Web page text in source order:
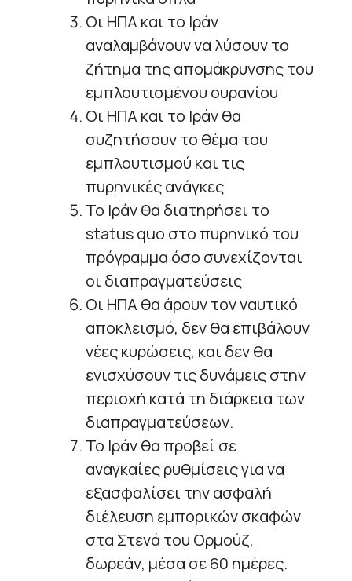
Οι ΗΠΑ και το Ιράν
αναλαμβάνουν να λύσουν το
ζήτημα της απομάκρυνσης του
εμπλουτισμένου ουρανίου
Οι ΗΠΑ και το Ιράν θα
συζητήσουν το θέμα του
εμπλουτισμού και τις
πυρηνικές ανάγκες
Το Ιράν θα διατηρήσει το
status quo στο πυρηνικό του
πρόγραμμα όσο συνεχίζονται
οι διαπραγματεύσεις
Οι ΗΠΑ θα άρουν τον ναυτικό
αποκλεισμό, δεν θα επιβάλουν
νέες κυρώσεις, και δεν θα
ενισχύσουν τις δυνάμεις στην
περιοχή κατά τη διάρκεια των
διαπραγματεύσεων.
Το Ιράν θα προβεί σε
αναγκαίες ρυθμίσεις για να
εξασφαλίσει την ασφαλή
διέλευση εμπορικών σκαφών
στα Στενά του Ορμούζ,
δωρεάν, μέσα σε 60 ημέρες.